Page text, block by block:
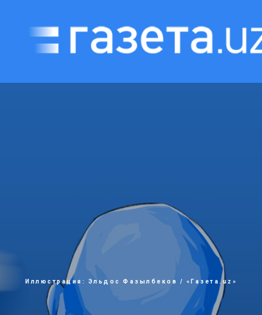
Иллюстрация: Эльдос Фазылбеков / «Газета.uz»